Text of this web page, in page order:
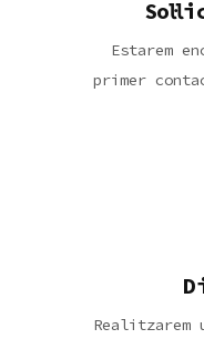
Estarem
primer